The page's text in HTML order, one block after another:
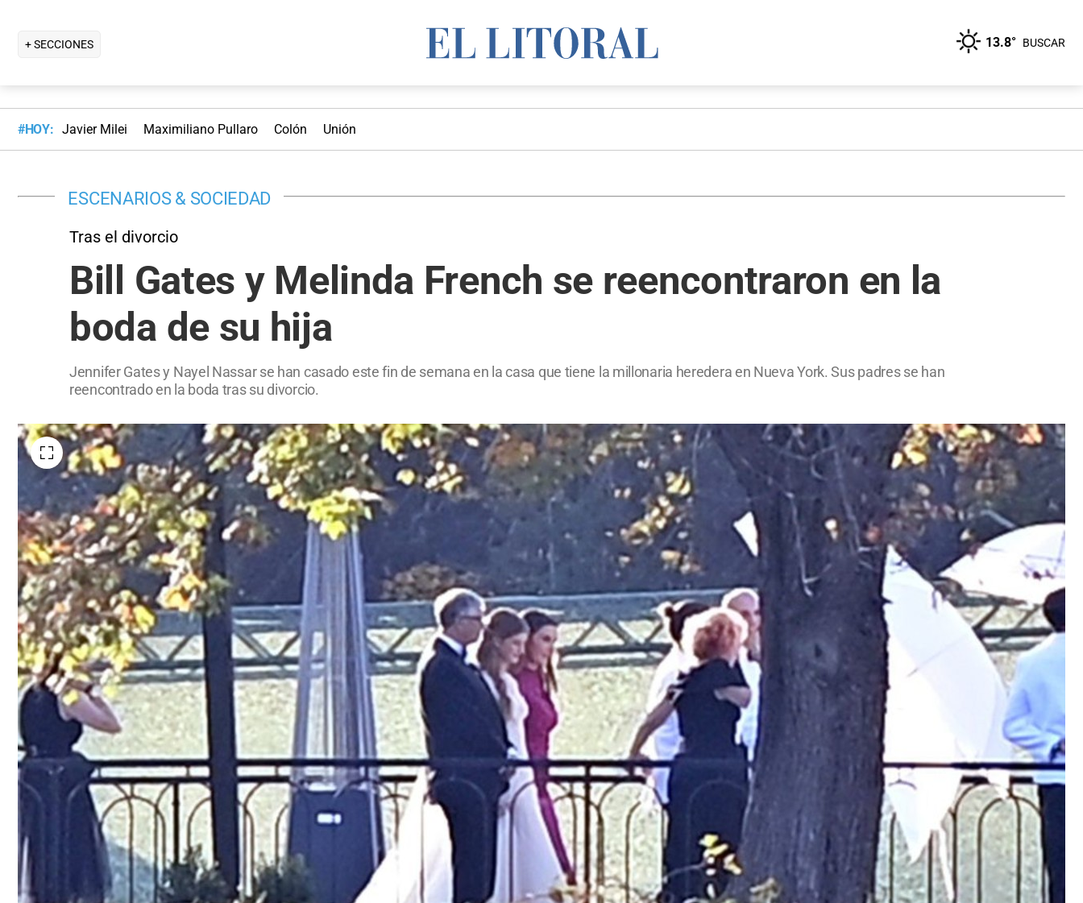
+ SECCIONES 13.8° BUSCAR
#HOY: Javier Milei Maximiliano Pullaro Colón Unión
ESCENARIOS & SOCIEDAD
Tras el divorcio
Bill Gates y Melinda French se reencontraron en la
boda de su hija
Jennifer Gates y Nayel Nassar se han casado este fin de semana en la casa que tiene la millonaria heredera en Nueva York. Sus padres se han
reencontrado en la boda tras su divorcio.